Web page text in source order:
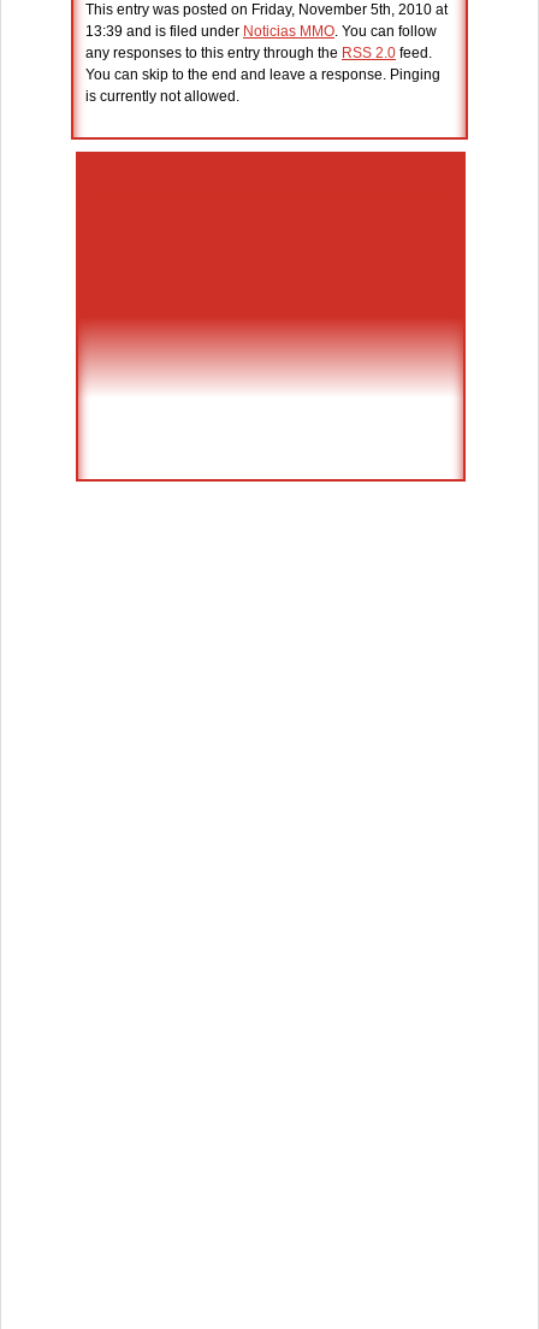
This entry was posted on Friday, November 5th, 2010 at
13:39 and is filed under Noticias MMO. You can follow
any responses to this entry through the RSS 2.0 feed.
You can skip to the end and leave a response. Pinging
is currently not allowed.